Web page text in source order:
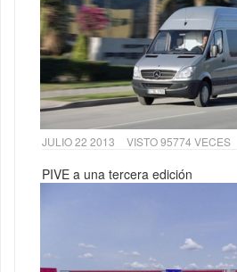
JULIO 22 2013 VISTO 95774 VECES
PIVE a una tercera edición